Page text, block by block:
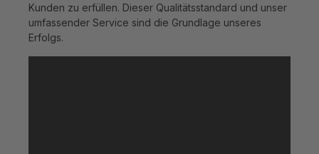
Kunden zu erfüllen. Dieser Qualitätsstandard und unser
umfassender Service sind die Grundlage unseres
Erfolgs.